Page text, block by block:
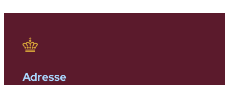
Adresse